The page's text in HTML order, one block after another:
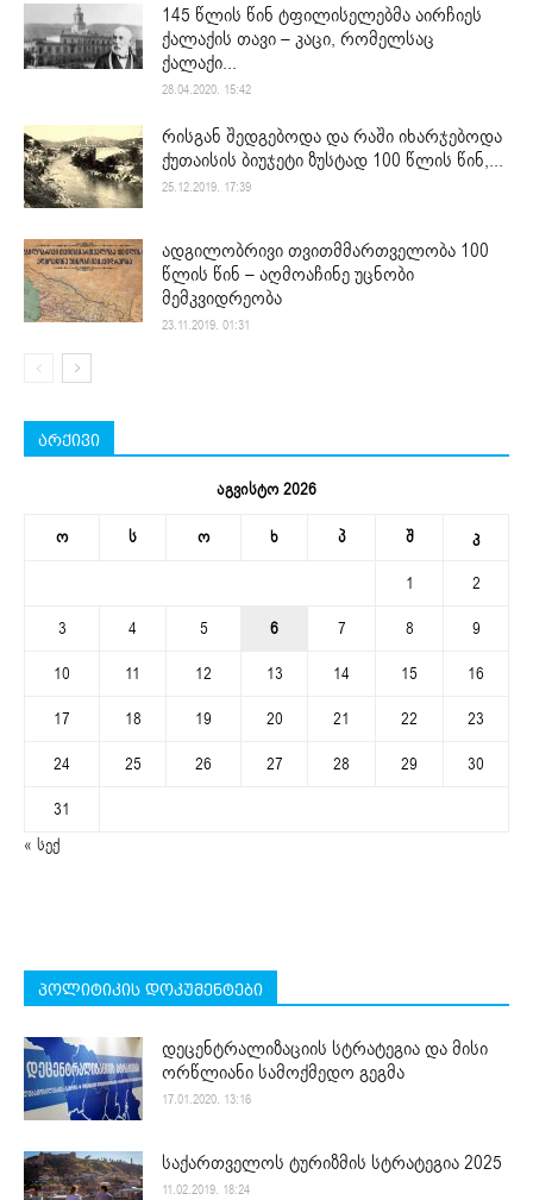
145 წლის წინ ტფილისელებმა აირჩიეს
ქალაქის თავი – კაცი, რომელსაც
ქალაქი...
28.04.2020. 15:42
რისგან შედგებოდა და რაში იხარჯებოდა
ქუთაისის ბიუჯეტი ზუსტად 100 წლის წინ,...
25.12.2019. 17:39
ადგილობრივი თვითმმართველობა 100
წლის წინ – აღმოაჩინე უცნობი
მემკვიდრეობა
23.11.2019. 01:31
არქივი
აგვისტო 2026
ო ს ო ხ პ შ კ
1
2
3
4 5 6 7 8
9
10
11 12 13 14 15
16
17
18 19 20 21 22
23
24
25 26 27 28 29
30
31
« სექ
პოლიტიკის დოკუმენტები
დეცენტრალიზაციის სტრატეგია და მისი
ორწლიანი სამოქმედო გეგმა
17.01.2020. 13:16
საქართველოს ტურიზმის სტრატეგია 2025
11.02.2019. 18:24